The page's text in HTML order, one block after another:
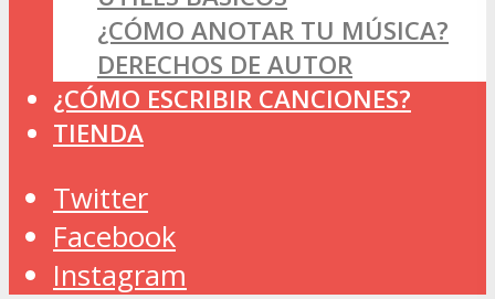
¿CÓMO ANOTAR TU MÚSICA?
DERECHOS DE AUTOR
¿CÓMO ESCRIBIR CANCIONES?
TIENDA
Twitter
Facebook
Instagram